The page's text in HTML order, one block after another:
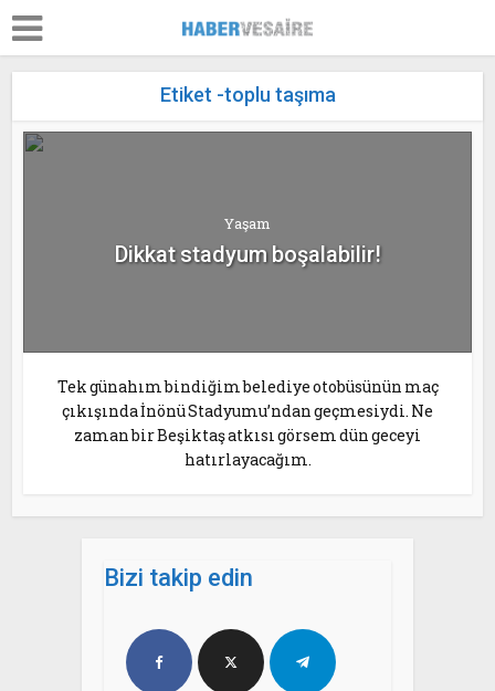
Etiket -toplu taşıma
Yaşam
Dikkat stadyum boşalabilir!
Tek günahım bindiğim belediye otobüsünün maç
çıkışında İnönü Stadyumu’ndan geçmesiydi. Ne
zaman bir Beşiktaş atkısı görsem dün geceyi
hatırlayacağım.
Bizi takip edin